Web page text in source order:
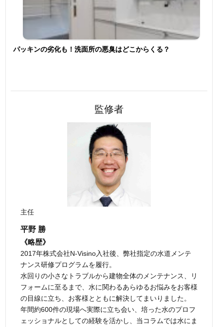
パッキンの劣化も！洗面所の悪臭はどこからくる？
監修者
主任
平野 勝
《略歴》
2017年株式会社N-Visino入社後、弊社指定の水道メンテ
ナンス研修プログラムを履行。
水回りの小さなトラブルから建物全体のメンテナンス、リ
フォームに至るまで、水に関わるあらゆるお悩みをお客様
の目線に立ち、お客様とともに解決してまいりました。
年間約600件の現場へ実際に立ち会い、培った水のプロフ
ェッショナルとしての経験を活かし、当コラムでは水にま